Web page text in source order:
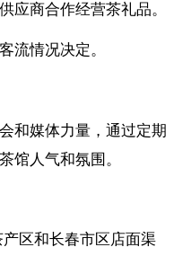
应商合作经营茶礼品。
流情况决定。
和媒体力量，通过定期
馆人气和氛围。
区和长春市区店面渠